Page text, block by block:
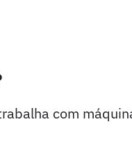
com